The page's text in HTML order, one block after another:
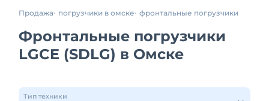
Продажа погрузчики в омске фронтальные погрузчики
Фронтальные погрузчики
LGCE (SDLG) в Омске
Тип техники